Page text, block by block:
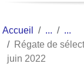
Accueil
Régate de
juin 2022